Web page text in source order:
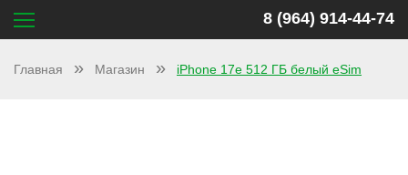
8 (964) 914-44-74
Главная Магазин iPhone 17e 512 ГБ белый eSim